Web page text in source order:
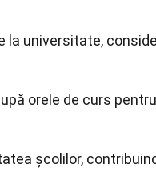
la universitate,
orele de curs
școlilor,